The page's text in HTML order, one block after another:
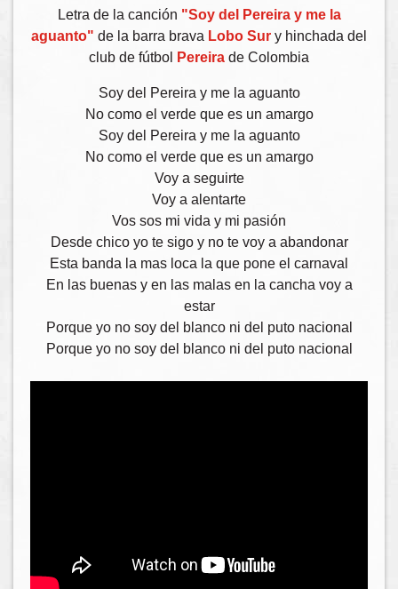
Letra de la canción "Soy del Pereira y me la
aguanto" de la barra brava Lobo Sur y hinchada del
club de fútbol
Pereira de Colombia
Soy del Pereira y me la aguanto
No como el verde que es un amargo
Soy del Pereira y me la aguanto
No como el verde que es un amargo
Voy a seguirte
Voy a alentarte
Vos sos mi vida y mi pasión
Desde chico yo te sigo y no te voy a abandonar
Esta banda la mas loca la que pone el carnaval
En las buenas y en las malas en la cancha voy a
estar
Porque yo no soy del blanco ni del puto nacional
Porque yo no soy del blanco ni del puto nacional